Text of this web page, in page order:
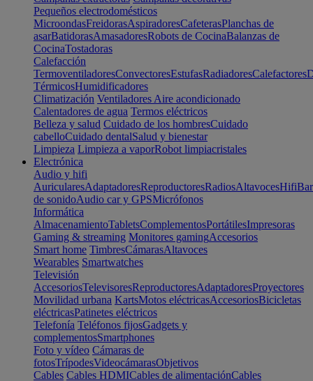
Pequeños electrodomésticos
MicroondasFreidorasAspiradoresCafeterasPlanchas de
asarBatidorasAmasadoresRobots de CocinaBalanzas de
CocinaTostadoras
Calefacción
TermoventiladoresConvectoresEstufasRadiadoresCalefactores
TérmicosHumidificadores
Climatización Ventiladores Aire acondicionado
Calentadores de agua Termos eléctricos
Belleza y salud Cuidado de los hombresCuidado
cabelloCuidado dentalSalud y bienestar
Limpieza Limpieza a vaporRobot limpiacristales
Electrónica
Audio y hifi
AuricularesAdaptadoresReproductoresRadiosAltavocesHifi
de sonidoAudio car y GPSMicrófonos
Informática
AlmacenamientoTabletsComplementosPortátilesImpresoras
Gaming & streaming Monitores gamingAccesorios
Smart home TimbresCámarasAltavoces
Wearables Smartwatches
Televisión
AccesoriosTelevisoresReproductoresAdaptadoresProyectores
Movilidad urbana KartsMotos eléctricasAccesoriosBicicletas
eléctricasPatinetes eléctricos
Telefonía Teléfonos fijosGadgets y
complementosSmartphones
Foto y vídeo Cámaras de
fotosTrípodesVideocámarasObjetivos
Cables Cables HDMICables de alimentaciónCables